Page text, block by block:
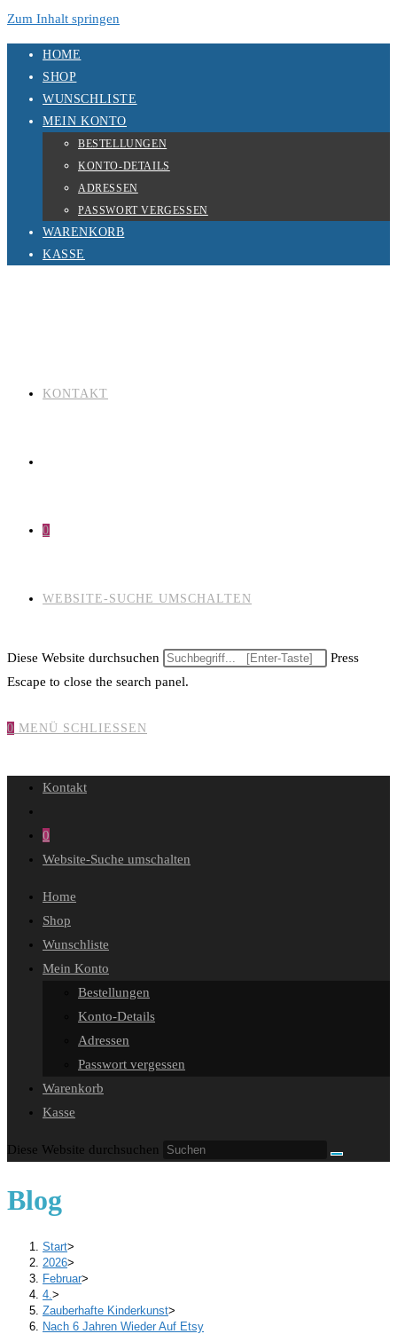
Zum Inhalt springen
HOME
SHOP
WUNSCHLISTE
MEIN KONTO
BESTELLUNGEN
KONTO-DETAILS
ADRESSEN
PASSWORT VERGESSEN
WARENKORB
KASSE
KONTAKT
0
WEBSITE-SUCHE UMSCHALTEN
Diese Website durchsuchen
Press
Escape to close the search panel.
0 MENÜ SCHLIESSEN
Kontakt
0
Website-Suche umschalten
Home
Shop
Wunschliste
Mein Konto
Bestellungen
Konto-Details
Adressen
Passwort vergessen
Warenkorb
Kasse
Diese Website durchsuchen
Blog
Start>
2026>
Februar>
4. >
Zauberhafte Kinderkunst>
Nach 6 Jahren Wieder Auf Etsy